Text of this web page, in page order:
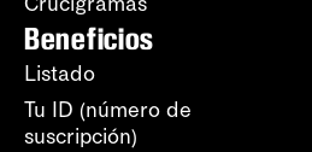
Beneficios
Listado
Tu ID (número de
suscripción)